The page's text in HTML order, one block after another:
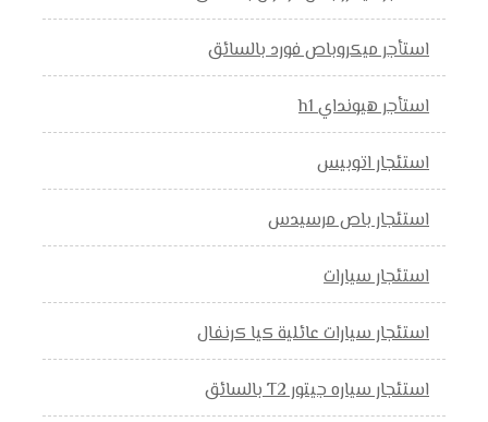
استأجر ميكروباص فورد بالسائق
استأجر هيونداي h1
استئجار اتوبيس
استئجار باص مرسيدس
استئجار سيارات
استئجار سيارات عائلية كيا كرنفال
استئجار سياره جيتور T2 بالسائق